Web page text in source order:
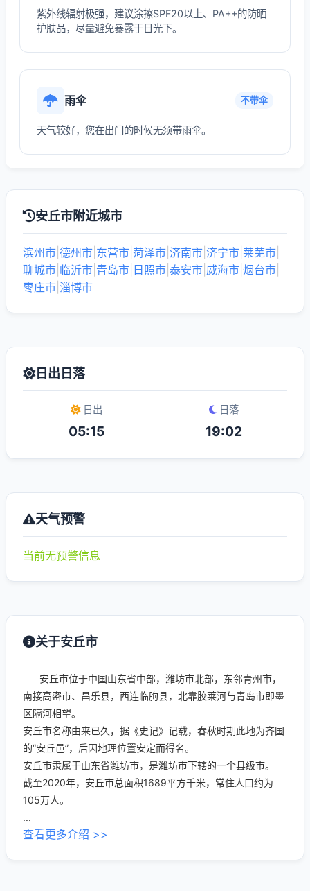
紫外线辐射极强，建议涂擦SPF20以上、PA++的防晒
护肤品，尽量避免暴露于日光下。
雨伞 不带伞
天气较好，您在出门的时候无须带雨伞。
安丘市附近城市
滨州市 德州市 东营市 菏泽市 济南市 济宁市 莱芜市
聊城市 临沂市 青岛市 日照市 泰安市 威海市 烟台市
枣庄市 淄博市
日出日落
日出
05:15
日落
19:02
天气预警
当前无预警信息
关于安丘市
安丘市位于中国山东省中部，潍坊市北部，东邻青州市，
南接高密市、昌乐县，西连临朐县，北靠胶莱河与青岛市即墨
区隔河相望。
安丘市名称由来已久，据《史记》记载，春秋时期此地为齐国
的“安丘邑”，后因地理位置安定而得名。
安丘市隶属于山东省潍坊市，是潍坊市下辖的一个县级市。
截至2020年，安丘市总面积1689平方千米，常住人口约为
105万人。
...
查看更多介绍 >>